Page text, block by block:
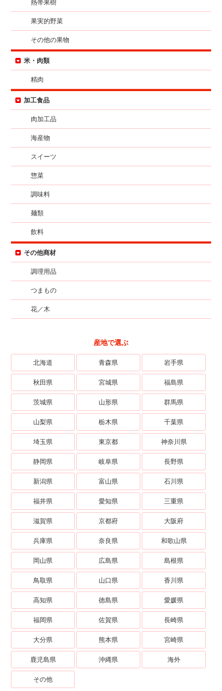
熱帯果樹
果実的野菜
その他の果物
米・肉類
精肉
加工食品
肉加工品
海産物
スイーツ
惣菜
調味料
麺類
飲料
その他商材
調理用品
つまもの
花／木
産地で選ぶ
北海道 青森県 岩手県
秋田県 宮城県 福島県
茨城県 山形県 群馬県
山梨県 栃木県 千葉県
埼玉県 東京都 神奈川県
静岡県 岐阜県 長野県
新潟県 富山県 石川県
福井県 愛知県 三重県
滋賀県 京都府 大阪府
兵庫県 奈良県 和歌山県
岡山県 広島県 島根県
鳥取県 山口県 香川県
高知県 徳島県 愛媛県
福岡県 佐賀県 長崎県
大分県 熊本県 宮崎県
鹿児島県 沖縄県 海外
その他